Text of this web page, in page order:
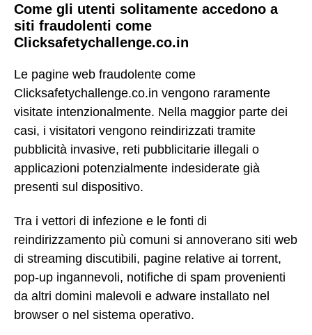
Come gli utenti solitamente accedono a
siti fraudolenti come
Clicksafetychallenge.co.in
Le pagine web fraudolente come
Clicksafetychallenge.co.in vengono raramente
visitate intenzionalmente. Nella maggior parte dei
casi, i visitatori vengono reindirizzati tramite
pubblicità invasive, reti pubblicitarie illegali o
applicazioni potenzialmente indesiderate già
presenti sul dispositivo.
Tra i vettori di infezione e le fonti di
reindirizzamento più comuni si annoverano siti web
di streaming discutibili, pagine relative ai torrent,
pop-up ingannevoli, notifiche di spam provenienti
da altri domini malevoli e adware installato nel
browser o nel sistema operativo.